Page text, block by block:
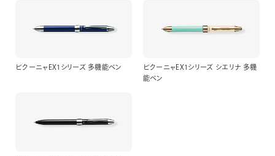
ビクーニャEX1シリーズ 多機能ペン
ビクーニャEX1シリーズ シエリナ 多機
能ペン